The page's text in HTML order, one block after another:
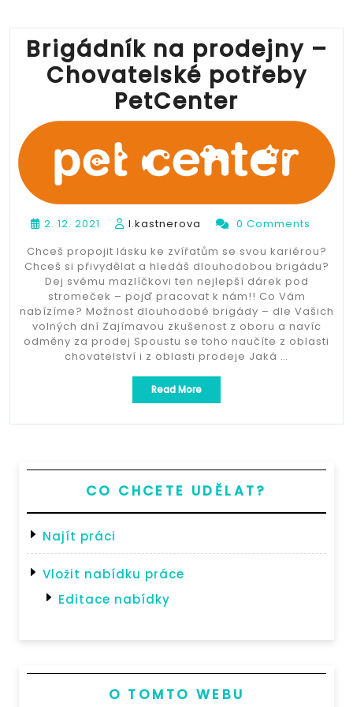
Brigádník na prodejny –
Chovatelské potřeby
PetCenter
2. 12. 2021 l.kastnerova
0 Comments
Chceš propojit lásku ke zvířatům se svou kariérou?
Chceš si přivydělat a hledáš dlouhodobou brigádu?
Dej svému mazlíčkovi ten nejlepší dárek pod
stromeček – pojď pracovat k nám!! Co Vám
nabízíme? Možnost dlouhodobé brigády – dle Vašich
volných dní Zajímavou zkušenost z oboru a navíc
odměny za prodej Spoustu se toho naučíte z oblasti
chovatelství i z oblasti prodeje Jaká …
Read More„Brigádník
na
PetCenter“
CO CHCETE UDĚLAT?
Najít práci
Vložit nabídku práce
Editace nabídky
O TOMTO WEBU